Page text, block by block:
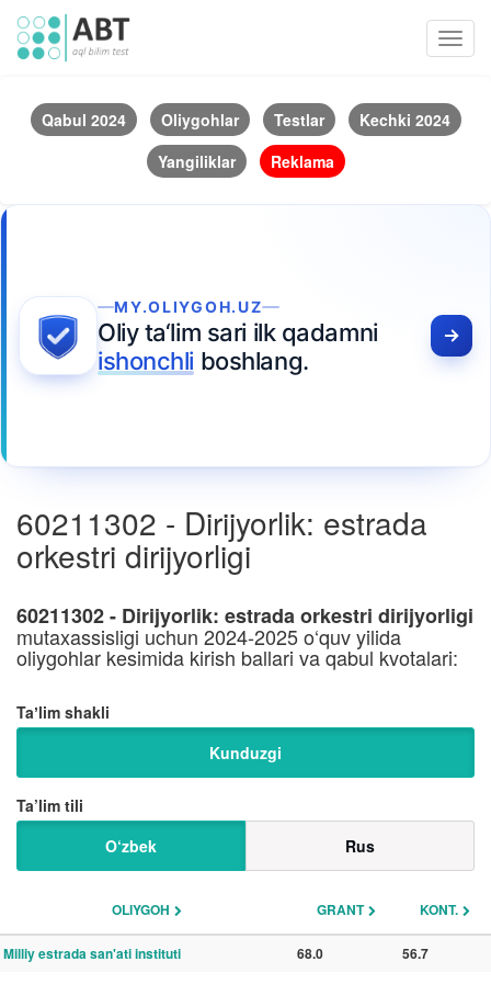
Qabul 2024 Oliygohlar Testlar
Kechki 2024
Yangiliklar
Reklama
MY.OLIYGOH.UZ
Oliy ta‘lim sari ilk qadamni
ishonchli boshlang.
60211302 - Dirijyorlik: estrada
orkestri dirijyorligi
60211302 - Dirijyorlik: estrada orkestri dirijyorligi
mutaxassisligi uchun 2024-2025 o‘quv yilida
oliygohlar kesimida kirish ballari va qabul kvotalari:
Taʼlim shakli
Kunduzgi
Ta’lim tili
O‘zbek
Rus
OLIYGOH GRANT KONT.
Milliy estrada san'ati instituti 68.0 56.7